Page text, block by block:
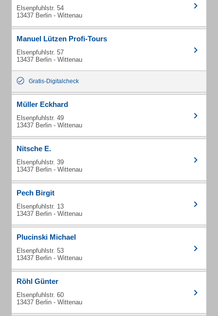
Elsenpfuhlstr. 54
13437 Berlin - Wittenau
Manuel Lützen Profi-Tours
Elsenpfuhlstr. 57
13437 Berlin - Wittenau
Gratis-Digitalcheck
Müller Eckhard
Elsenpfuhlstr. 49
13437 Berlin - Wittenau
Nitsche E.
Elsenpfuhlstr. 39
13437 Berlin - Wittenau
Pech Birgit
Elsenpfuhlstr. 13
13437 Berlin - Wittenau
Plucinski Michael
Elsenpfuhlstr. 53
13437 Berlin - Wittenau
Röhl Günter
Elsenpfuhlstr. 60
13437 Berlin - Wittenau